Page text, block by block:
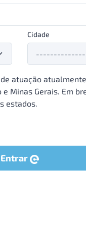
Cidade
atuação
Minas Gerais. Em
estados.
Entrar